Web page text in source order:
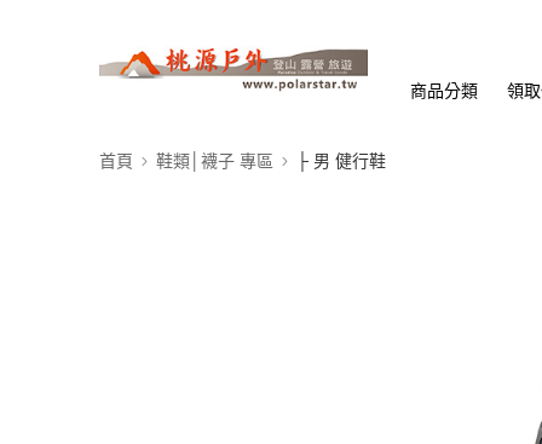
商品分類 領
首頁 鞋類│襪子 專區 ├ 男 健行鞋